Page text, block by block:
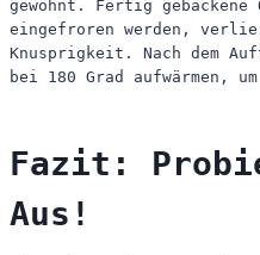
gewohnt. Fertig gebackene
eingefroren werden,
Knusprigkeit. Nach dem
bei 180 Grad aufwärmen,
Fazit:
Aus!